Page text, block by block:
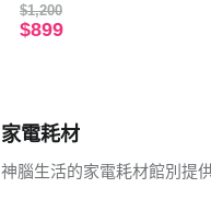
$1,200
$899
家電耗材
神腦生活的家電耗材館別提